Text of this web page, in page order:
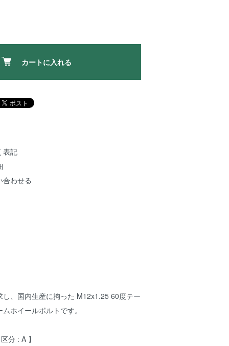
カートに入れる
表記
合わせる
、国内生産に拘った M12x1.25 60度テー
ホイールボルトです。
分 : A 】